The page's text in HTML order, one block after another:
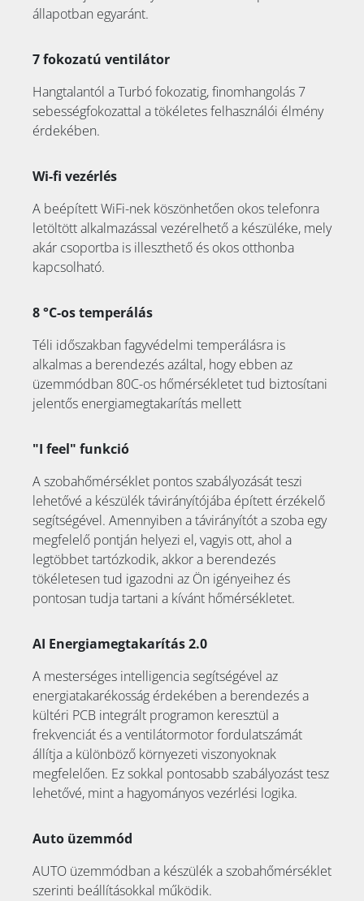
állapotban egyaránt.
7 fokozatú ventilátor
Hangtalantól a Turbó fokozatig, finomhangolás 7
sebességfokozattal a tökéletes felhasználói élmény
érdekében.
Wi-fi vezérlés
A beépített WiFi-nek köszönhetően okos telefonra
letöltött alkalmazással vezérelhető a készüléke, mely
akár csoportba is illeszthető és okos otthonba
kapcsolható.
8 °C-os temperálás
Téli időszakban fagyvédelmi temperálásra is
alkalmas a berendezés azáltal, hogy ebben az
üzemmódban 80C-os hőmérsékletet tud biztosítani
jelentős energiamegtakarítás mellett
"I feel" funkció
A szobahőmérséklet pontos szabályozását teszi
lehetővé a készülék távirányítójába épített érzékelő
segítségével. Amennyiben a távirányítót a szoba egy
megfelelő pontján helyezi el, vagyis ott, ahol a
legtöbbet tartózkodik, akkor a berendezés
tökéletesen tud igazodni az Ön igényeihez és
pontosan tudja tartani a kívánt hőmérsékletet.
AI Energiamegtakarítás 2.0
A mesterséges intelligencia segítségével az
energiatakarékosság érdekében a berendezés a
kültéri PCB integrált programon keresztül a
frekvenciát és a ventilátormotor fordulatszámát
állítja a különböző környezeti viszonyoknak
megfelelően. Ez sokkal pontosabb szabályozást tesz
lehetővé, mint a hagyományos vezérlési logika.
Auto üzemmód
AUTO üzemmódban a készülék a szobahőmérséklet
szerinti beállításokkal működik.